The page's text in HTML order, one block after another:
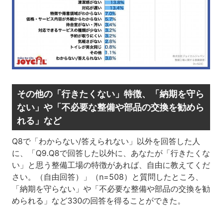
その他の「行きたくない」特徴、「納期を守ら
ない」や「不必要な整備や部品の交換を勧めら
れる」など
Q8で「わからない/答えられない」以外を回答した人
に、「Q9.Q8で回答した以外に、あなたが「行きたくな
い」と思う整備工場の特徴があれば、自由に教えてくだ
さい。（自由回答）」（n=508）と質問したところ、
「納期を守らない」や「不必要な整備や部品の交換を勧
められる」など330の回答を得ることができた。